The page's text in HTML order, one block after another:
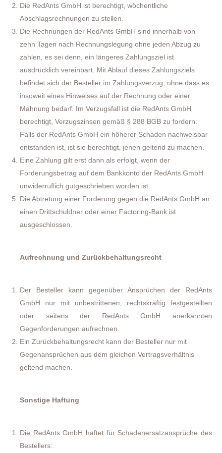
Die RedAnts GmbH ist berechtigt, wöchentliche
Abschlagsrechnungen zu stellen.
Die Rechnungen der RedAnts GmbH sind innerhalb von
zehn Tagen nach Rechnungslegung ohne jeden Abzug zu
zahlen, es sei denn, ein längeres Zahlungsziel ist
ausdrücklich vereinbart. Mit Ablauf dieses Zahlungsziels
befindet sich der Besteller im Zahlungsverzug, ohne dass es
insoweit eines Hinweises auf der Rechnung oder einer
Mahnung bedarf. Im Verzugsfall ist die RedAnts GmbH
berechtigt, Verzugszinsen gemäß § 288 BGB zu fordern.
Falls der RedAnts GmbH ein höherer Schaden nachweisbar
entstanden ist, ist sie berechtigt, jenen geltend zu machen.
Eine Zahlung gilt erst dann als erfolgt, wenn der
Forderungsbetrag auf dem Bankkonto der RedAnts GmbH
unwiderruflich gutgeschrieben worden ist.
Die Abtretung einer Forderung gegen die RedAnts GmbH an
einen Drittschuldner oder einer Factoring-Bank ist
ausgeschlossen.
Aufrechnung und Zurückbehaltungsrecht
Der Besteller kann gegenüber Ansprüchen der RedAnts
GmbH nur mit unbestrittenen, rechtskräftig festgestellten
oder seitens der RedAnts GmbH anerkannten
Gegenforderungen aufrechnen.
Ein Zurückbehaltungsrecht kann der Besteller nur mit
Gegenansprüchen aus dem gleichen Vertragsverhältnis
geltend machen.
Sonstige Haftung
Die RedAnts GmbH haftet für Schadenersatzansprüche des
Bestellers: